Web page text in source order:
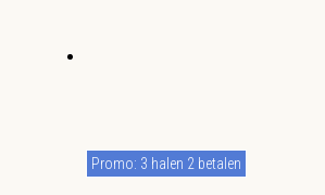
Promo: 3 halen 2 betalen